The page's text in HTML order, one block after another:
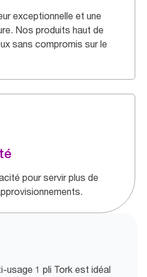
exceptionnelle et une
Nos produits haut de
sans compromis sur le
pour servir plus de
usage 1 pli Tork est idéal